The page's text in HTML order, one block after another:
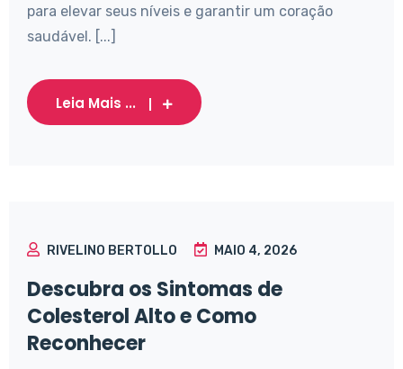
para elevar seus níveis e garantir um coração
saudável. [...]
Leia Mais ...
RIVELINO BERTOLLO MAIO 4, 2026
Descubra os Sintomas de
Colesterol Alto e Como
Reconhecer